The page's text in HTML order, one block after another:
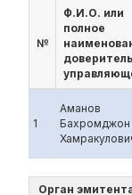
№
Ф.И.О. или
полное
1
Аманов
Бахромджон
Орган